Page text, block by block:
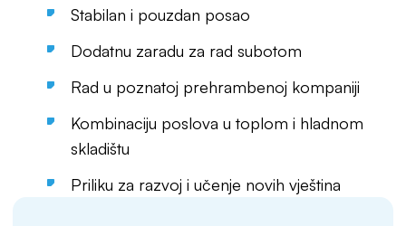
Stabilan i pouzdan posao
Dodatnu zaradu za rad subotom
Rad u poznatoj prehrambenoj kompaniji
Kombinaciju poslova u toplom i hladnom
skladištu
Priliku za razvoj i učenje novih vještina